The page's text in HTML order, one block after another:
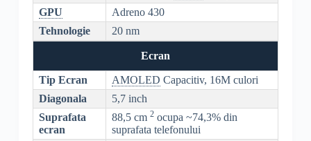
GPU
Adreno 430
Tehnologie
20 nm
Ecran
Tip Ecran AMOLED Capacitiv, 16M culori
Diagonala
5,7 inch
Suprafata
ecran
88,5 cm 2ocupa ~74,3% din
suprafata telefonului